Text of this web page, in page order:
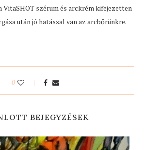
VitaSHOT szérum és arckrém kifejezetten
után jó hatással van az arcbőrünkre.
0
BEJEGYZÉSEK